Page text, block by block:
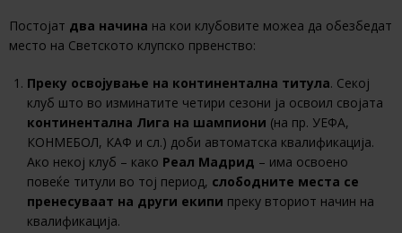
Постојат два начина на кои клубовите можеа да обезбедат
место на Светското клупско првенство:
Преку освојување на континентална титула. Секој
клуб што во изминатите четири сезони ја освоил својата
континентална Лига на шампиони (на пр. УЕФА,
КОНМЕБОЛ, КАФ и сл.) доби автоматска квалификација.
Ако некој клуб – како Реал Мадрид – има освоено
повеќе титули во тој период, слободните места се
пренесуваат на други екипи преку вториот начин на
квалификација.